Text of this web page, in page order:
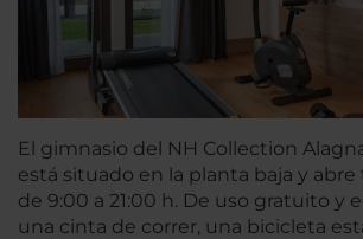
El gimnasio del NH Collection
está situado en la planta baja y abre
de 9:00 a 21:00 h. De uso gratuito y
una cinta de correr, una bicicleta